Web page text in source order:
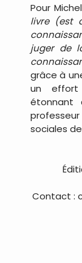
Pour
livre (est
juger de
grâce à
un effort
étonnant
sociales
Contact :